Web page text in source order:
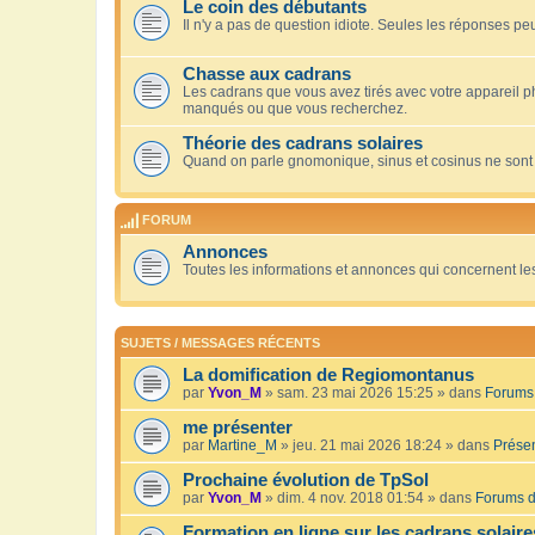
Le coin des débutants
Il n'y a pas de question idiote. Seules les réponses
Chasse aux cadrans
Les cadrans que vous avez tirés avec votre appareil
manqués ou que vous recherchez.
Théorie des cadrans solaires
Quand on parle gnomonique, sinus et cosinus ne
FORUM
Annonces
Toutes les informations et annonces qui concernent
SUJETS / MESSAGES RÉCENTS
La domification de Regiomontanus
par Yvon_M » sam. 23 mai 2026 15:25 » dans
me présenter
par Martine_M » jeu. 21 mai 2026 18:24 » dans
Prochaine évolution de TpSol
par Yvon_M » dim. 4 nov. 2018 01:54 » dans Forums